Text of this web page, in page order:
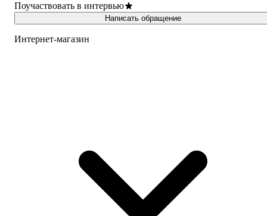
Поучаствовать в интервью
Написать обращение
Интернет-магазин